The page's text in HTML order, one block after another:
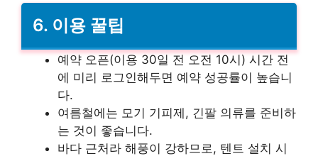
6. 이용 꿀팁
예약 오픈(이용 30일 전 오전 10시) 시간 전
에 미리 로그인해두면 예약 성공률이 높습니
다.
여름철에는 모기 기피제, 긴팔 의류를 준비하
는 것이 좋습니다.
바다 근처라 해풍이 강하므로, 텐트 설치 시